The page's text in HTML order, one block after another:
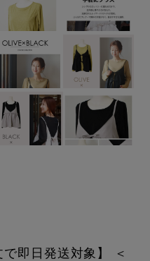
即日発送対象】 ＜